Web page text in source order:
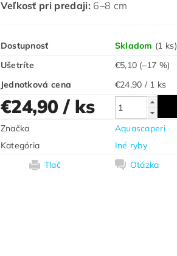
Veľkosť pri predaji: 6–8 cm
Dostupnosť Skladom (1 ks)
Ušetríte
€5,10 (–17 %)
Jednotková cena
€24,90 / 1 ks
€24,90/ ks
Značka
Aquascaperi
Kategória
Iné ryby
Tlač
Otázka